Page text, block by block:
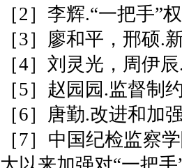
［2］李辉.“一把手”
［3］廖和平，邢硕.
［4］刘灵光，周伊
［5］赵园园.监督制
［6］唐勤.改进和加
［7］中国纪检监察